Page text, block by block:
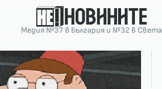
Медия №37 в България и №32 в Света